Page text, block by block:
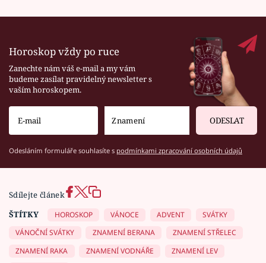
Horoskop vždy po ruce
Zanechte nám váš e-mail a my vám
budeme zasílat pravidelný newsletter s
vaším horoskopem.
ODESLAT
Odesláním formuláře souhlasíte s podmínkami zpracování osobních údajů
Sdílejte článek
ŠTÍTKY
HOROSKOP VÁNOCE ADVENT
SVÁTKY
VÁNOČNÍ SVÁTKY
ZNAMENÍ BERANA
ZNAMENÍ STŘELEC
ZNAMENÍ RAKA
ZNAMENÍ VODNÁŘE
ZNAMENÍ LEV